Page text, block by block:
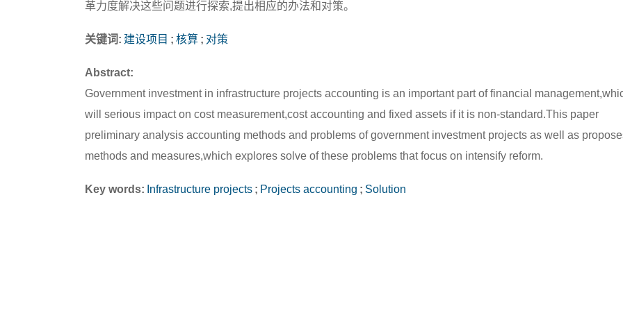
革力度解决这些问题进行探索,提出相应的办法和对策。
关键词: 建设项目 ; 核算 ; 对策
Abstract:
Government investment in infrastructure projects accounting is an important part of financial
will serious impact on cost measurement,cost accounting and fixed assets if it is non-standard.This paper
preliminary analysis accounting methods and problems of government investment projects as well as
methods and measures,which explores solve of these problems that focus on intensify reform.
Key words: Infrastructure projects ; Projects accounting ; Solution